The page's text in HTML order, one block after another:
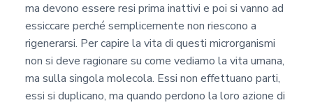
ma devono essere resi prima inattivi e poi si vanno ad
essiccare perché semplicemente non riescono a
rigenerarsi. Per capire la vita di questi microrganismi
non si deve ragionare su come vediamo la vita umana,
ma sulla singola molecola. Essi non effettuano parti,
essi si duplicano, ma quando perdono la loro azione di